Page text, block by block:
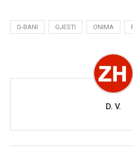
G-BANI GJESTI ONIMA
D. V.